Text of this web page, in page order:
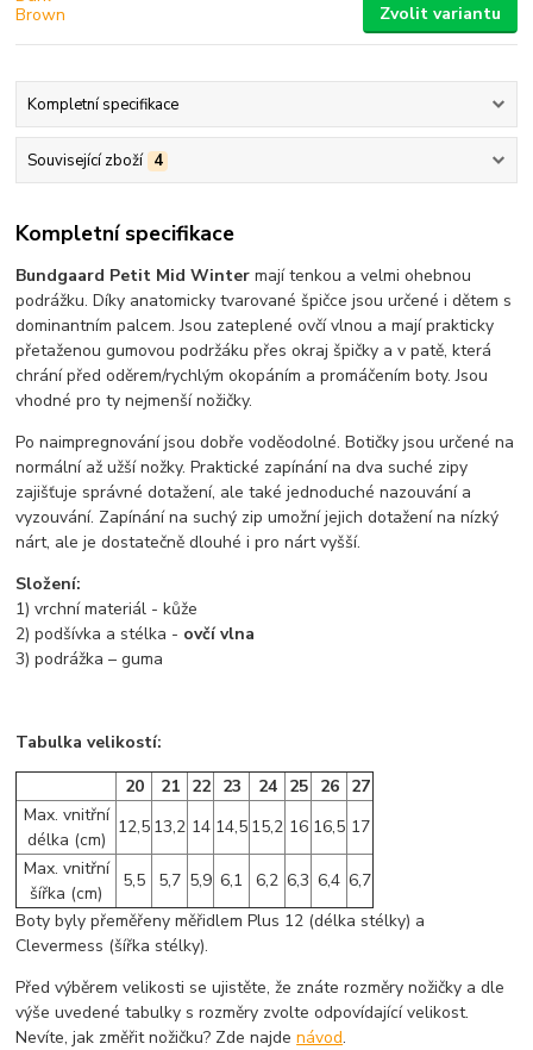
Zvolit variantu
Kompletní specifikace
Související zboží 4
Kompletní specifikace
Bundgaard Petit Mid Winter mají tenkou a velmi ohebnou
podrážku. Díky anatomicky tvarované špičce jsou určené i dětem s
dominantním palcem. Jsou zateplené ovčí vlnou a mají prakticky
přetaženou gumovou podržáku přes okraj špičky a v patě, která
chrání před oděrem/rychlým okopáním a promáčením boty. Jsou
vhodné pro ty nejmenší nožičky.
Po naimpregnování jsou dobře voděodolné. Botičky jsou určené na
normální až užší nožky. Praktické zapínání na dva suché zipy
zajišťuje správné dotažení, ale také jednoduché nazouvání a
vyzouvání. Zapínání na suchý zip umožní jejich dotažení na nízký
nárt, ale je dostatečně dlouhé i pro nárt vyšší.
Složení:
1) vrchní materiál - kůže
2) podšívka a stélka - ovčí vlna
3) podrážka – guma
Tabulka velikostí:
20
21 22 23 24 25 26 27
Max. vnitřní
délka (cm)
12,5 13,2 14 14,5 15,2 16 16,5 17
Max. vnitřní
šířka (cm)
5,5 5,7 5,9 6,1 6,2 6,3 6,4 6,7
Boty byly přeměřeny měřidlem Plus 12 (délka stélky) a
Clevermess (šířka stélky).
Před výběrem velikosti se ujistěte, že znáte rozměry nožičky a dle
výše uvedené tabulky s rozměry zvolte odpovídající velikost.
Nevíte, jak změřit nožičku? Zde najdenávod.